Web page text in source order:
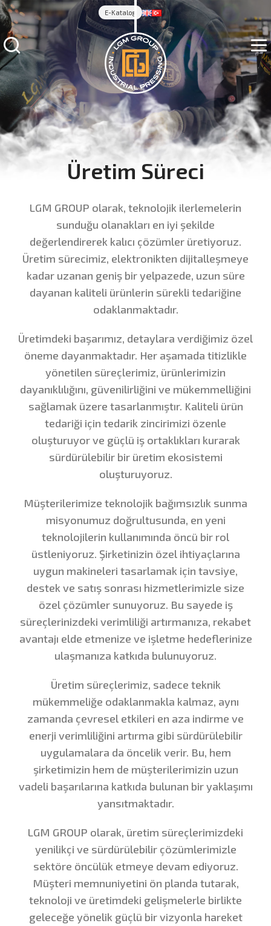
E-Katalog
Üretim Süreci
LGM GROUP olarak, teknolojik ilerlemelerin
sunduğu olanakları en iyi şekilde
değerlendirerek kalıcı çözümler üretiyoruz.
Üretim sürecimiz, elektronikten dijitalleşmeye
kadar uzanan geniş bir yelpazede, uzun süre
dayanan kaliteli ürünlerin sürekli tedariğine
odaklanmaktadır.
Üretimdeki başarımız, detaylara verdiğimiz özel
öneme dayanmaktadır. Her aşamada titizlikle
yönetilen süreçlerimiz, ürünlerimizin
dayanıklılığını, güvenilirliğini ve mükemmelliğini
sağlamak üzere tasarlanmıştır. Kaliteli ürün
tedariği için tedarik zincirimizi özenle
oluşturuyor ve güçlü iş ortaklıkları kurarak
sürdürülebilir bir üretim ekosistemi
oluşturuyoruz.
Müşterilerimize teknolojik bağımsızlık sunma
misyonumuz doğrultusunda, en yeni
teknolojilerin kullanımında öncü bir rol
üstleniyoruz. Şirketinizin özel ihtiyaçlarına
uygun makineleri tasarlamak için tavsiye,
destek ve satış sonrası hizmetlerimizle size
özel çözümler sunuyoruz. Bu sayede iş
süreçlerinizdeki verimliliği artırmanıza, rekabet
avantajı elde etmenize ve işletme hedeflerinize
ulaşmanıza katkıda bulunuyoruz.
Üretim süreçlerimiz, sadece teknik
mükemmeliğe odaklanmakla kalmaz, aynı
zamanda çevresel etkileri en aza indirme ve
enerji verimliliğini artırma gibi sürdürülebilir
uygulamalara da öncelik verir. Bu, hem
şirketimizin hem de müşterilerimizin uzun
vadeli başarılarına katkıda bulunan bir yaklaşımı
yansıtmaktadır.
LGM GROUP olarak, üretim süreçlerimizdeki
yenilikçi ve sürdürülebilir çözümlerimizle
sektöre öncülük etmeye devam ediyoruz.
Müşteri memnuniyetini ön planda tutarak,
teknoloji ve üretimdeki gelişmelerle birlikte
geleceğe yönelik güçlü bir vizyonla hareket